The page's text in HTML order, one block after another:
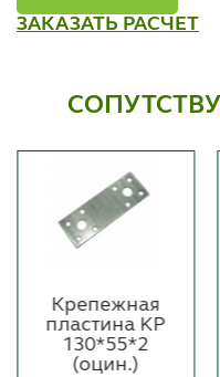
ЗАКАЗАТЬ РАСЧЕТ
Крепежная
пластина KP
130*55*2
(оцин.)